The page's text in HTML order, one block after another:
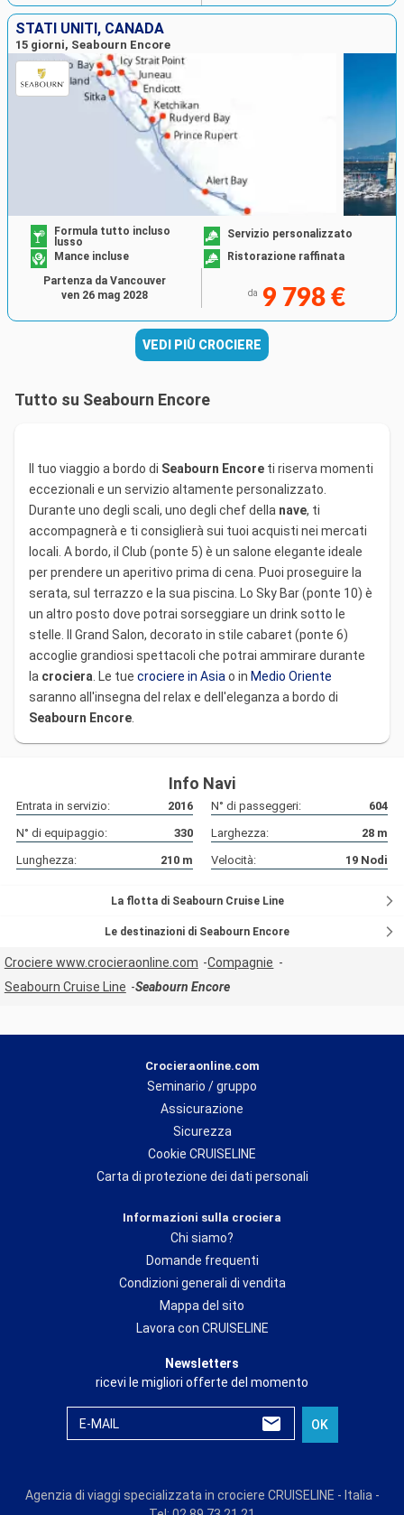
STATI UNITI, CANADA
15 giorni, Seabourn Encore
Formula tutto incluso
lusso
Servizio personalizzato
Mance incluse
Ristorazione raffinata
da 9 798 €
Partenza da Vancouver
ven 26 mag 2028
VEDI PIÙ CROCIERE
Tutto su Seabourn Encore
Il tuo viaggio a bordo di Seabourn Encore ti riserva momenti
eccezionali e un servizio altamente personalizzato.
Durante uno degli scali, uno degli chef della nave, ti
accompagnerà e ti consiglierà sui tuoi acquisti nei mercati
locali. A bordo, il Club (ponte 5) è un salone elegante ideale
per prendere un aperitivo prima di cena. Puoi proseguire la
serata, sul terrazzo e la sua piscina. Lo Sky Bar (ponte 10) è
un altro posto dove potrai sorseggiare un drink sotto le
stelle. Il Grand Salon, decorato in stile cabaret (ponte 6)
accoglie grandiosi spettacoli che potrai ammirare durante
la crociera. Le tue crociere in Asiao in Medio Oriente
saranno all'insegna del relax e dell'eleganza a bordo di
Seabourn Encore.
Info Navi
Entrata in servizio: 2016 N° di passeggeri:
604
N° di equipaggio:
330 Larghezza: 28 m
Lunghezza:
210 m Velocità: 19 Nodi
La flotta di Seabourn Cruise Line
Le destinazioni di Seabourn Encore
Crociere www.crocieraonline.com
Compagnie
Seabourn Cruise Line
Seabourn Encore
Crocieraonline.com
Seminario / gruppo
Assicurazione
Sicurezza
Cookie CRUISELINE
Carta di protezione dei dati personali
Informazioni sulla crociera
Chi siamo?
Domande frequenti
Condizioni generali di vendita
Mappa del sito
Lavora con CRUISELINE
Newsletters
ricevi le migliori offerte del momento
E-MAIL OK
Agenzia di viaggi specializzata in crociere CRUISELINE - Italia -